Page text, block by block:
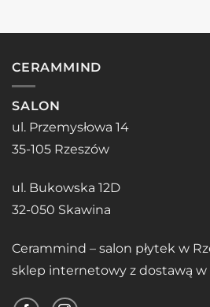
CERAMMIND
SALON
ul. Przemysłowa 14
35-105 Rzeszów
ul. Bukowska 12D
32-050 Skawina
Cerammind – salon płytek w
sklep internetowy z dostawą w